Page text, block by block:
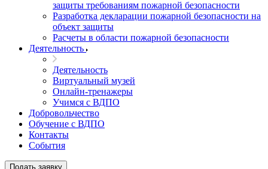
защиты требованиям пожарной безопасности
Разработка декларации пожарной безопасности на
объект защиты
Расчеты в области пожарной безопасности
Деятельность
Деятельность
Виртуальный музей
Онлайн-тренажеры
Учимся с ВДПО
Добровольчество
Обучение с ВДПО
Контакты
События
Подать заявку